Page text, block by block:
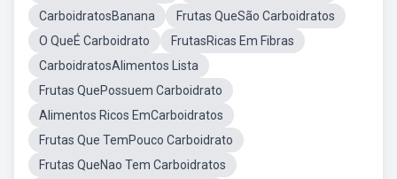
CarboidratosBanana
Frutas QueSão Carboidratos
O QueÉ Carboidrato
FrutasRicas Em Fibras
CarboidratosAlimentos Lista
Frutas QuePossuem Carboidrato
Alimentos Ricos EmCarboidratos
Frutas Que TemPouco Carboidrato
Frutas QueNao Tem Carboidratos